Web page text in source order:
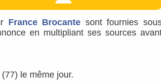
France Brocante sont fournies
en multipliant ses sources
le même jour.